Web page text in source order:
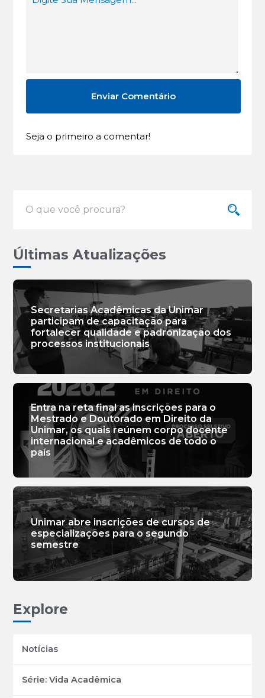
Seja o primeiro a comentar!
Últimas Atualizações
Secretarias Acadêmicas da Unimar
participam de capacitação para
fortalecer qualidade e padronização dos
processos institucionais
Entra na reta final as inscrições para o
Mestrado e Doutorado em Direito da
Unimar, os quais reúnem corpo docente
internacional e acadêmicos de todo o
país
Unimar abre inscrições de cursos de
especializações para o segundo
semestre
Explore
Notícias
Série: Vida Acadêmica